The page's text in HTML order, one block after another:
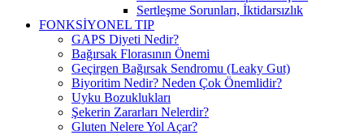
Sertleşme Sorunları, İktidarsızlık
FONKSİYONEL TIP
GAPS Diyeti Nedir?
Bağırsak Florasının Önemi
Geçirgen Bağırsak Sendromu (Leaky Gut)
Biyoritim Nedir? Neden Çok Önemlidir?
Uyku Bozuklukları
Şekerin Zararları Nelerdir?
Gluten Nelere Yol Açar?